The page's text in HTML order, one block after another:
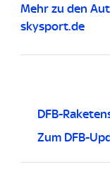
Mehr zu den
skysport.de
DFB-
Zum DFB-